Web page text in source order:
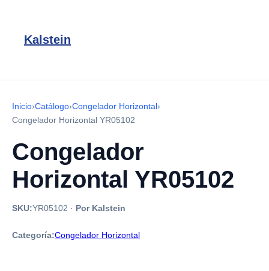
Kalstein
Inicio›Catálogo›Congelador Horizontal›
Congelador Horizontal YR05102
Congelador
Horizontal YR05102
SKU:YR05102 · Por Kalstein
Categoría:Congelador Horizontal